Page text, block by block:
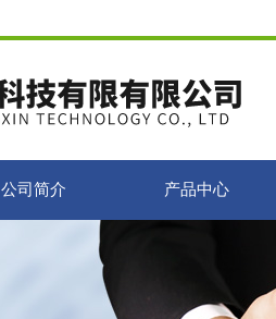
公司简介 产品中心